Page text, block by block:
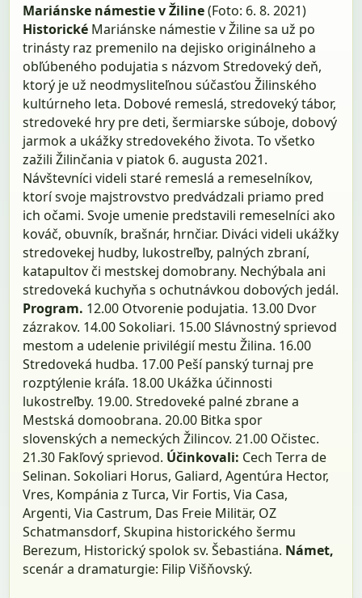
Mariánske námestie v Žiline(Foto: 6. 8. 2021)
Historické Mariánske námestie v Žiline sa už po
trinásty raz premenilo na dejisko originálneho a
obľúbeného podujatia s názvom Stredoveký deň,
ktorý je už neodmysliteľnou súčasťou Žilinského
kultúrneho leta. Dobové remeslá, stredoveký tábor,
stredoveké hry pre deti, šermiarske súboje, dobový
jarmok a ukážky stredovekého života. To všetko
zažili Žilinčania v piatok 6. augusta 2021.
Návštevníci videli staré remeslá a remeselníkov,
ktorí svoje majstrovstvo predvádzali priamo pred
ich očami. Svoje umenie predstavili remeselníci ako
kováč, obuvník, brašnár, hrnčiar. Diváci videli ukážky
stredovekej hudby, lukostreľby, palných zbraní,
katapultov či mestskej domobrany. Nechýbala ani
stredoveká kuchyňa s ochutnávkou dobových jedál.
Program. 12.00 Otvorenie podujatia. 13.00 Dvor
zázrakov. 14.00 Sokoliari. 15.00 Slávnostný sprievod
mestom a udelenie privilégií mestu Žilina. 16.00
Stredoveká hudba. 17.00 Peší panský turnaj pre
rozptýlenie kráľa. 18.00 Ukážka účinnosti
lukostreľby. 19.00. Stredoveké palné zbrane a
Mestská domoobrana. 20.00 Bitka spor
slovenských a nemeckých Žilincov. 21.00 Očistec.
21.30 Fakľový sprievod. Účinkovali: Cech Terra de
Selinan. Sokoliari Horus, Galiard, Agentúra Hector,
Vres, Kompánia z Turca, Vir Fortis, Via Casa,
Argenti, Via Castrum, Das Freie Militär, OZ
Schatmansdorf, Skupina historického šermu
Berezum, Historický spolok sv. Šebastiána. Námet,
scenár a dramaturgie: Filip Višňovský.